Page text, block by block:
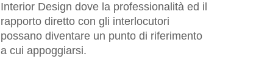
Interior Design dove la professionalità ed il
rapporto diretto con gli interlocutori
possano diventare un punto di riferimento
a cui appoggiarsi.